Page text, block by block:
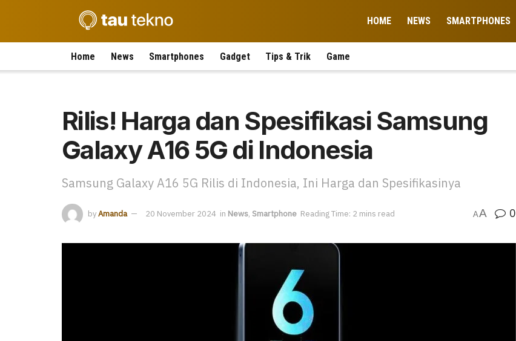
HOME NEWS SMARTPHONES
Home News Smartphones Gadget Tips & Trik Game
Rilis! Harga dan Spesifikasi Samsung
Galaxy A16 5G di Indonesia
Samsung Galaxy A16 5G Rilis di Indonesia, Ini Harga dan Spesifikasinya
byAmanda 20 November 2024 in News, Smartphone Reading Time: 2 mins read AA 0